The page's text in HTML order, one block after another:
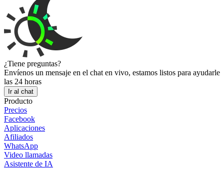
¿Tiene preguntas?
Envíenos un mensaje en el chat en vivo, estamos listos para ayudarle
las 24 horas
Ir al chat
Producto
Precios
Facebook
Aplicaciones
Afiliados
WhatsApp
Video llamadas
Asistente de IA